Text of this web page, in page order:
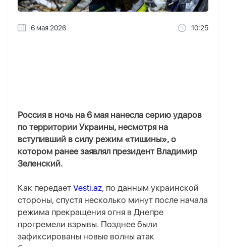
6 мая 2026 10:25
Россия в ночь на 6 мая нанесла серию ударов
по территории Украины, несмотря на
вступивший в силу режим «тишины», о
котором ранее заявлял президент Владимир
Зеленский.
Как передает Vesti.az, по данным украинской
стороны, спустя несколько минут после начала
режима прекращения огня в Днепре
прогремели взрывы. Позднее были
зафиксированы новые волны атак